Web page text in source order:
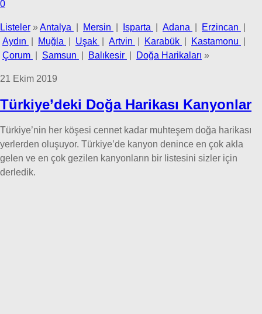
0
Listeler »Antalya Mersin Isparta Adana Erzincan
Aydın
Muğla Uşak Artvin Karabük Kastamonu
Çorum
Samsun Balıkesir Doğa Harikaları »
21 Ekim 2019
Türkiye’deki Doğa Harikası Kanyonlar
Türkiye’nin her köşesi cennet kadar muhteşem doğa harikası
yerlerden oluşuyor. Türkiye’de kanyon denince en çok akla
gelen ve en çok gezilen kanyonların bir listesini sizler için
derledik.